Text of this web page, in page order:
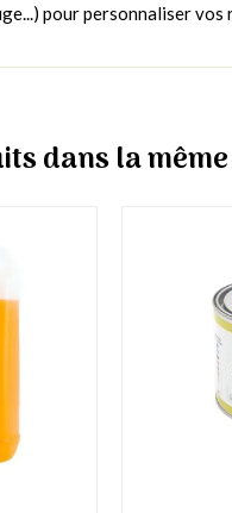
pour personnaliser vos
dans la